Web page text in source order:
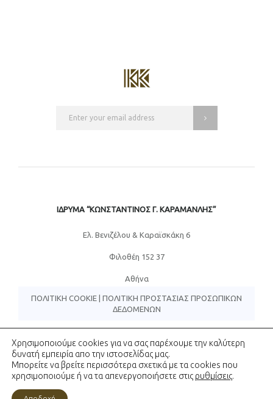
ΙΔΡΥΜΑ “ΚΩΝΣΤΑΝΤΙΝΟΣ Γ. ΚΑΡΑΜΑΝΛΗΣ”
Eλ. Βενιζέλου & Καραϊσκάκη 6
Φιλοθέη 152 37
Αθήνα
ΠΟΛΙΤΙΚΉ COOKIE
ΠΟΛΙΤΙΚΉ ΠΡΟΣΤΑΣΊΑΣ ΠΡΟΣΩΠΙΚΏΝ
ΔΕΔΟΜΈΝΩΝ
Copyright © Ίδρυμα Κωνσταντίνος Γ. Καραμανλής - All rights
reserved
Χρησιμοποιούμε cookies για να σας παρέχουμε την καλύτερη
δυνατή εμπειρία απο την ιστοσελίδας μας.
Μπορείτε να βρείτε περισσότερα σχετικά με τα cookies που
χρησιμοποιούμε ή να τα απενεργοποιήσετε στις ρυθμίσεις.